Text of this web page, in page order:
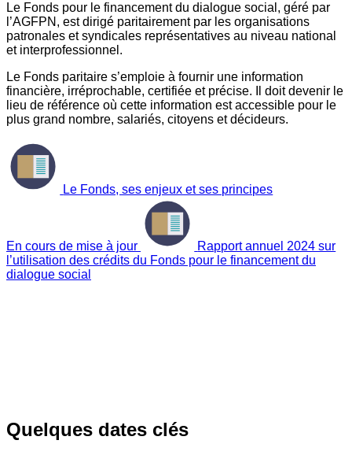
Le Fonds pour le financement du dialogue social, géré par
l’AGFPN, est dirigé paritairement par les organisations
patronales et syndicales représentatives au niveau national
et interprofessionnel.
Le Fonds paritaire s’emploie à fournir une information
financière, irréprochable, certifiée et précise. Il doit devenir le
lieu de référence où cette information est accessible pour le
plus grand nombre, salariés, citoyens et décideurs.
Le Fonds, ses enjeux et ses principes
En cours de mise à jour
Rapport annuel 2024 sur
l’utilisation des crédits du Fonds pour le financement du
dialogue social
Quelques dates clés